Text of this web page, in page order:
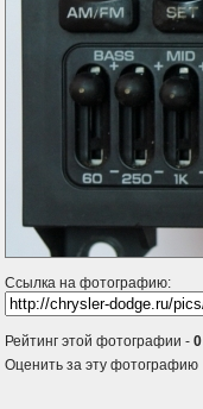
Ссылка на фотографию:
Рейтинг этой фотографии - 0
Оценить за эту фотографию